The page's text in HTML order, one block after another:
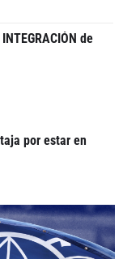
de
por estar en